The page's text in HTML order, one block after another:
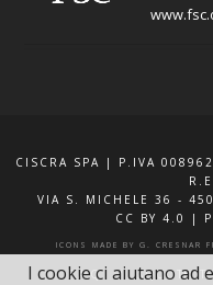
CISCRA SPA | P.IVA
VIA S. MICHELE 36 -
CC BY 4.0
|
ICONS MADE BY G. CRESNAR
F.A.Q. XQUOTE.IT
I cookie ci aiutano ad